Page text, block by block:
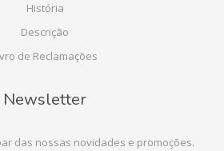
História
Descrição
de Reclamações
Newsletter
das nossas novidades e promoções.